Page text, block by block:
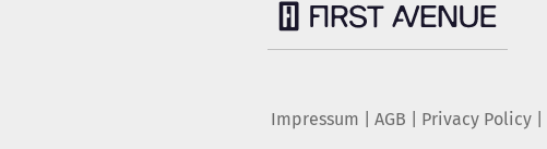
Impressum AGB Privacy Policy|